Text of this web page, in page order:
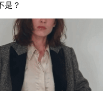
是？